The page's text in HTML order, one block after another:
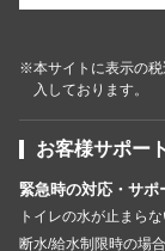
※本サイトに表示の税
入しております。
お客様サポー
緊急時の対応・サポ
トイレの水が止まら
断水/給水制限時の場合